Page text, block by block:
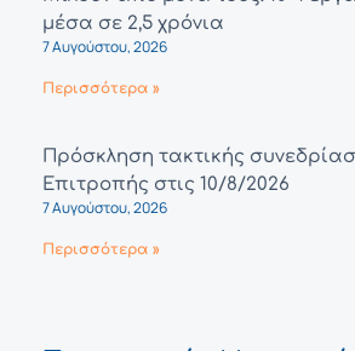
μέσα σε 2,5 χρόνια
7 Αυγούστου, 2026
Περισσότερα »
Πρόσκληση τακτικής
Επιτροπής στις 10/8/2026
7 Αυγούστου, 2026
Περισσότερα »